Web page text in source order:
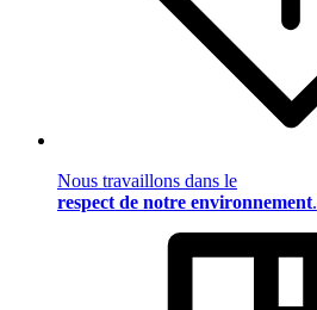
Nous travaillons dans le
respect de notre environnement.